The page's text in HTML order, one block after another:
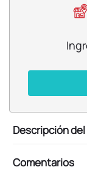
Descripción
Comentarios
cosmetiquera